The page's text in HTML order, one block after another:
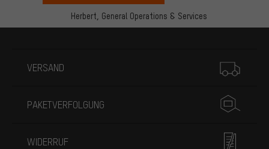
Herbert, General Operations & Services
VERSAND
PAKETVERFOLGUNG
WIDERRUF